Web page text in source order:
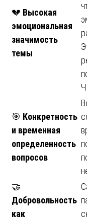
💔 Высокая
эмоциональная
значимость
темы
🎯 Конкретность
и временная
определенность
вопросов
🤝
Добровольность
как